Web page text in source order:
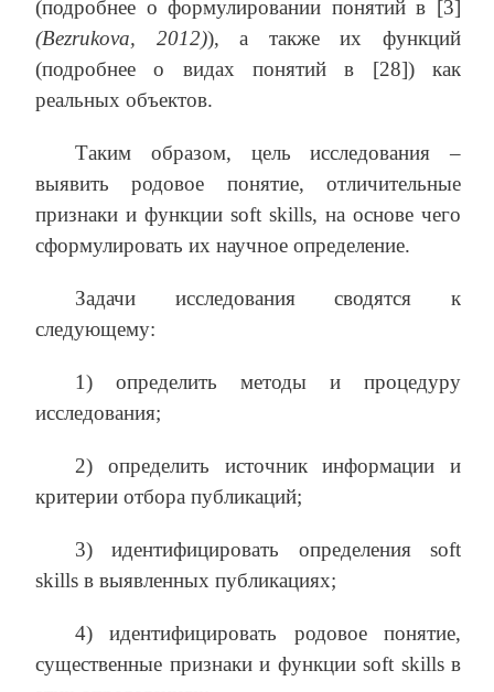
(подробнее о формулировании понятий в [3]
(Bezrukova, 2012)), а также их функций
(подробнее о видах понятий в [28]) как
реальных объектов.
Таким образом, цель исследования –
выявить родовое понятие, отличительные
признаки и функции soft skills, на основе чего
сформулировать их научное определение.
Задачи исследования сводятся к
следующему:
1) определить методы и процедуру
исследования;
2) определить источник информации и
критерии отбора публикаций;
3) идентифицировать определения soft
skills в выявленных публикациях;
4) идентифицировать родовое понятие,
существенные признаки и функции soft skills в